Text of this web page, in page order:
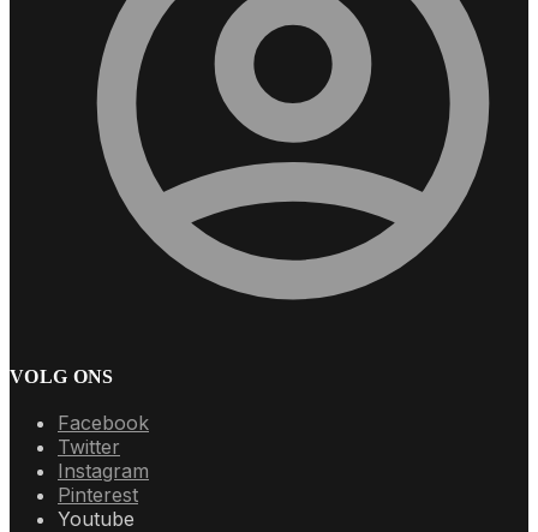
VOLG ONS
Facebook
Twitter
Instagram
Pinterest
Youtube